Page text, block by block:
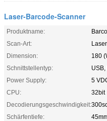
Laser-Barcode-Scanner
Produktname:
Scan-Art:
Laser
Dimension:
180
Schnittstellentyp:
Power Supply:
5
CPU:
32bit
Decodierungsgeschwindigkeit:
Schärfentiefe: